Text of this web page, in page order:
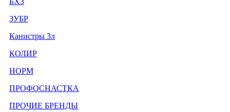
ЗУБР
Канистры 3л
КОЛИР
НОРМ
ПРОФОСНАСТКА
ПРОЧИЕ БРЕНДЫ